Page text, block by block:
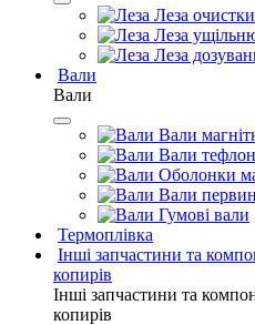
Леза очистки
Леза
Леза
Вали
Вали
Вали
Вали
Оболонки
Вали
Гумові вали
Термоплівка
Інші запчастини та
копирів
Інші запчастини та
копирів